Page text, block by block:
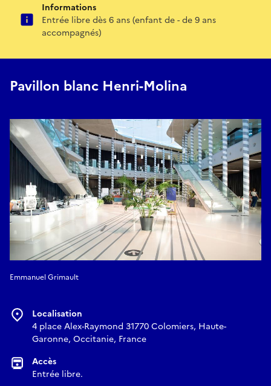
Informations
Entrée libre dès 6 ans (enfant de - de 9 ans
accompagnés)
Pavillon blanc Henri-Molina
Emmanuel Grimault
Localisation
4 place Alex-Raymond 31770 Colomiers, Haute-
Garonne, Occitanie, France
Accès
Entrée libre.